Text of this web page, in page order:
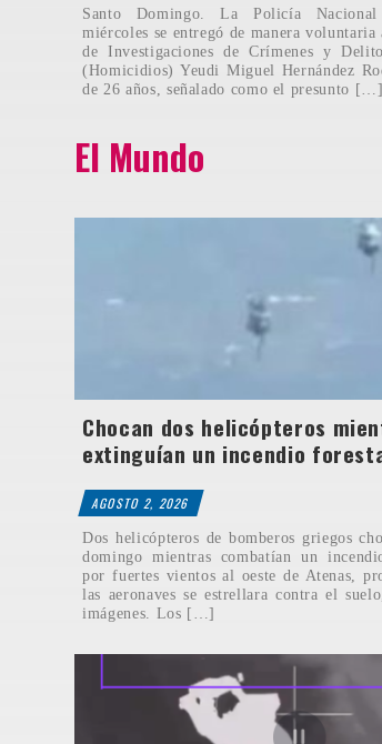
Santo Domingo. La Policía
miércoles se entregó de manera voluntaria
de Investigaciones de Crímenes y
(Homicidios) Yeudi Miguel Hernández
de 26 años, señalado como el presunto […]
El Mundo
Chocan dos helicópteros
extinguían un incendio
AGOSTO 2, 2026
Dos helicópteros de bomberos griegos
domingo mientras combatían un
por fuertes vientos al oeste de Atenas,
las aeronaves se estrellara contra el
imágenes. Los […]